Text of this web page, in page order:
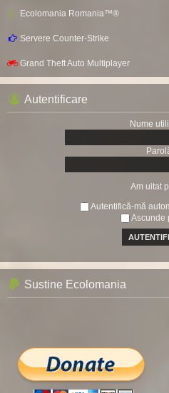
Ecolomania Romania™®
Servere Counter-Strike
Grand Theft Auto Multiplayer
Autentificare
Nume
Am uitat
Autentifică-mă
Ascunde
Sustine Ecolomania